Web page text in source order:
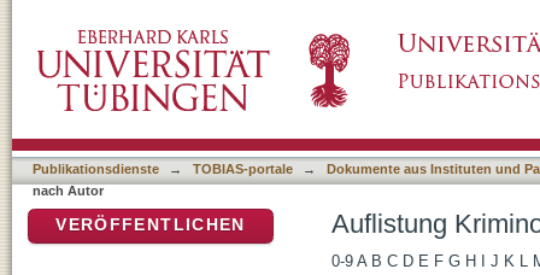
Publikationsdienste → TOBIAS-portale →
Dokumente aus Instituten und
nach Autor
Auflistung
0-9 A B C D E F G H J K L
VERÖFFENTLICHEN